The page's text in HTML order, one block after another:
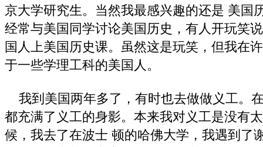
京大学研究生。当然我最感兴趣的还是 美国
经常与美国同学讨论美国历史，有人开玩笑
国人上美国历史课。虽然这是玩笑，但我在
于一些学理工科的美国人。
我到美国两年多了，有时也去做做义工。
都充满了义工的身影。本来我对义工是没有
候，我去了在波士 顿的哈佛大学，我遇到了